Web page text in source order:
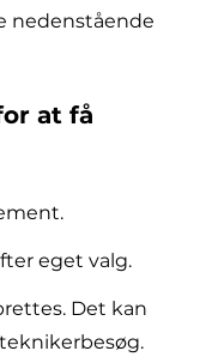
nedenstående
at få
eget valg.
Det kan